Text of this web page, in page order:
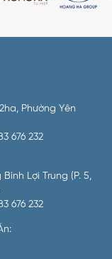
Phường Yên
676 232
Lợi Trung (P. 5,
676 232